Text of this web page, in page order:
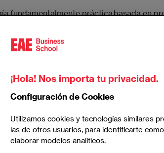
fundamentalmente práctica basada en
te llevará a desarrollar un espíritu
de distintas áreas de
flexibilidad y la creatividad que demanda
Modalidad
¡Hola! Nos importa tu privacidad.
Configuración de Cookies
Utilizamos cookies y tecnologías similares
las de otros usuarios, para identificarte
elaborar modelos analíticos.